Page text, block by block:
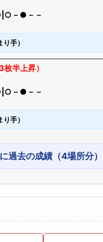
－●－－
手）
枚半上昇）
－●－－
手）
過去の成績（4場所分